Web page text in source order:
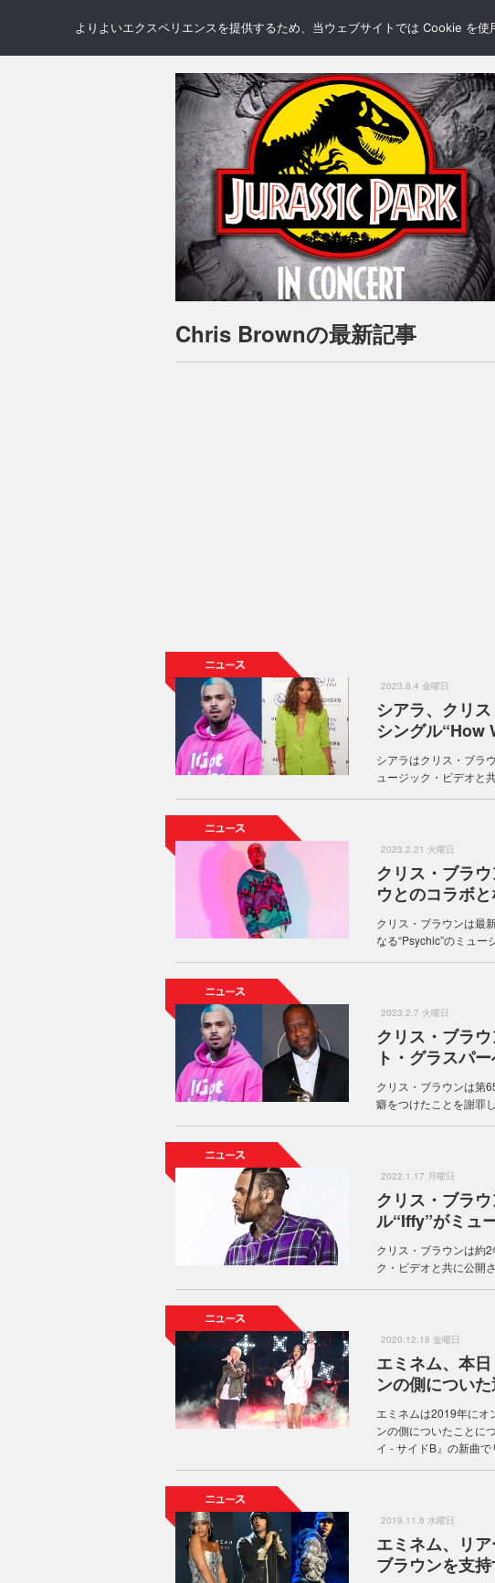
NEWS REVIEWS GALLERY BLOGS
Chris Brownの最新記事
2023.8.4 金曜日
シアラ、クリ
シングル
シアラはクリス・ブラ
ュージック・ビデオと
2023.2.21 火曜日
クリス・ブラ
ウとのコラボ
クリス・ブラウンは最
なる“Psychic”のミュー
2023.2.7 火曜日
クリス・ブラ
ト・グラスパ
クリス・ブラウンは第
癖をつけたことを謝罪
2022.1.17 月曜日
クリス・ブラ
ル“Iffy”がミュ
クリス・ブラウンは約
ク・ビデオと共に公開
2020.12.18 金曜日
エミネム、本
ンの側につい
エミネムは2019年にオ
ンの側についたことに
イ - サイドB』の新曲
2019.11.6 水曜日
エミネム、リ
ブラウンを支
よりよいエクスペリエンスを提供するため、当ウェブサイトでは Cookie を